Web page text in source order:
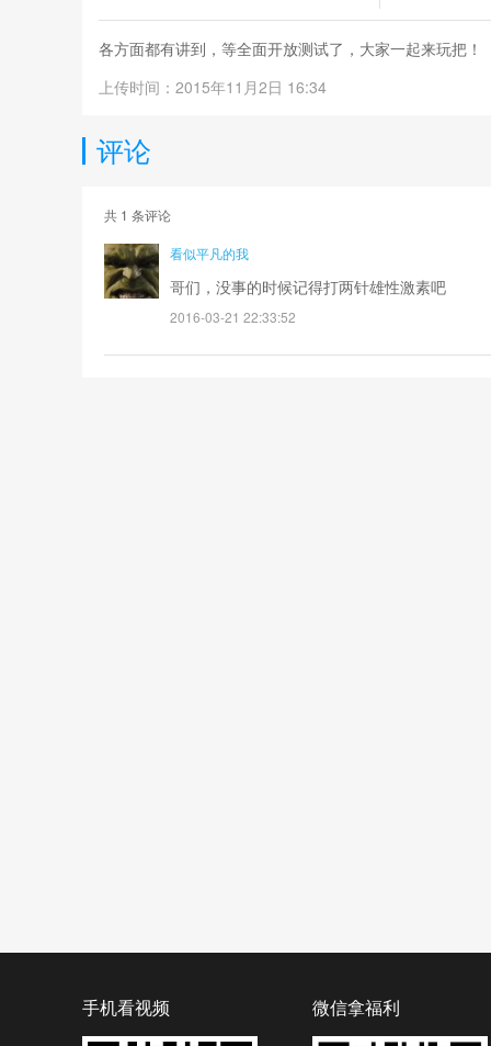
各方面都有讲到，等全面开放测试了，大家一起来玩把！
上传时间：2015年11月2日 16:34
评论
共 1 条评论
看似平凡的我
哥们，没事的时候记得打两针雄性激素吧
2016-03-21 22:33:52
手机看视频 微信拿福利